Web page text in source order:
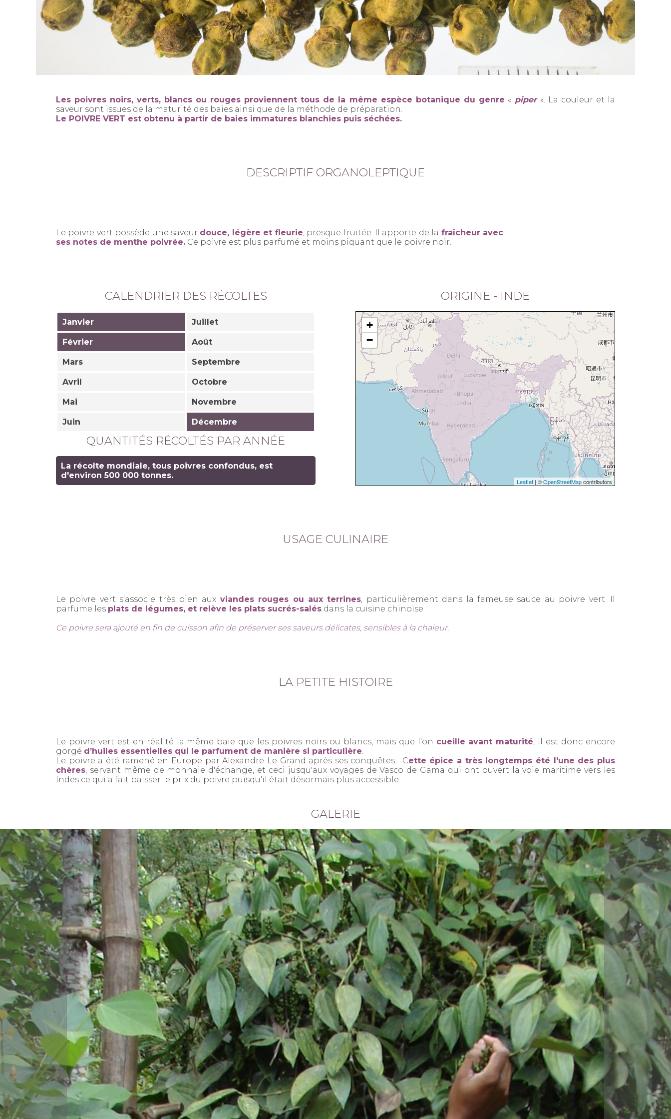
Les poivres noirs, verts, blancs ou rouges proviennent tous de la même espèce botanique du genre « piper ». La couleur et la
saveur sont issues de la maturité des baies ainsi que de la méthode de préparation.
Le POIVRE VERT est obtenu à partir de baies immatures blanchies puis séchées.
DESCRIPTIF ORGANOLEPTIQUE
Le poivre vert possède une saveur douce, légère et fleurie , presque fruitée. Il apporte de la fraîcheur avec
ses notes de menthe poivrée. Ce poivre est plus parfumé et moins piquant que le poivre noir.
CALENDRIER DES RÉCOLTES
Janvier Juillet
Février Août
Mars Septembre
Avril Octobre
Mai Novembre
Juin Décembre
QUANTITÉS RÉCOLTÉS PAR ANNÉE
La récolte mondiale, tous poivres confondus, est
d'environ 500 000 tonnes.
ORIGINE - INDE
+
−
Leaflet | ©OpenStreetMapcontributors
USAGE CULINAIRE
Le poivre vert s’associe très bien aux viandes rouges ou aux terrines, particulièrement dans la fameuse sauce au poivre vert. Il
parfume les plats de légumes, et relève les plats sucrés-salés dans la cuisine chinoise.
Ce poivre sera ajouté en fin de cuisson afin de préserver ses saveurs délicates, sensibles à la chaleur.
LA PETITE HISTOIRE
Le poivre vert est en réalité la même baie que les poivres noirs ou blancs, mais que l’on cueille avant maturité, il est donc encore
gorgé d’huiles essentielles qui le parfument de manière si particulière.
Le poivre a été ramené en Europe par Alexandre Le Grand après ses conquêtes.
Cette épice a très longtemps été l'une des plus
chères, servant même de monnaie d'échange, et ceci jusqu'aux voyages de Vasco de Gama qui ont ouvert la voie maritime vers les
Indes ce qui a fait baisser le prix du poivre puisqu'il était désormais plus accessible.
GALERIE